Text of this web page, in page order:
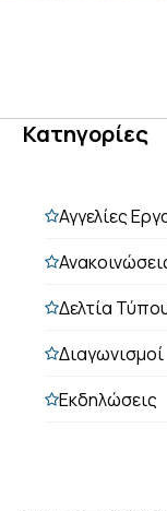
Κατηγορίες
Αγγελίες
Δελτία
Διαγωνισμοί
Εκδηλώσεις